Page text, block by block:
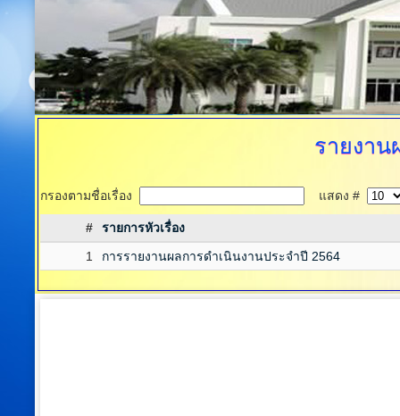
รายงาน
กรองตามชื่อเรื่อง แสดง #
#
รายการหัวเรื่อง
1
การรายงานผลการดำเนินงานประจำปี 2564